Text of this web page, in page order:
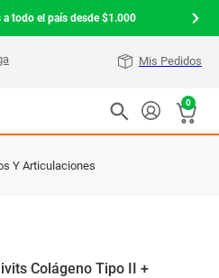
a todo el país desde $1.000
Mis Pedidos
0
Y Articulaciones
Colágeno Tipo II +